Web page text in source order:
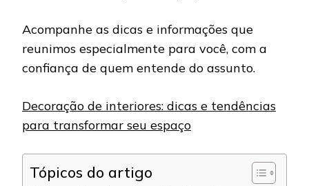
Acompanhe as dicas e informações que
reunimos especialmente para você, com a
confiança de quem entende do assunto.
Decoração de interiores: dicas e tendências
para transformar seu espaço
Tópicos do artigo